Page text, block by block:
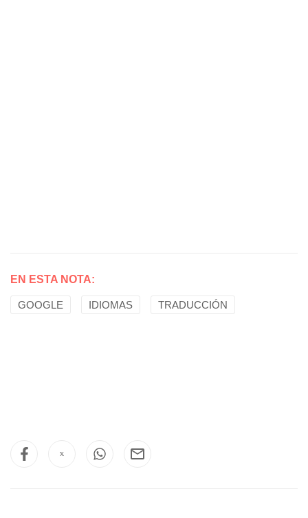
EN ESTA NOTA:
GOOGLE IDIOMAS TRADUCCIÓN